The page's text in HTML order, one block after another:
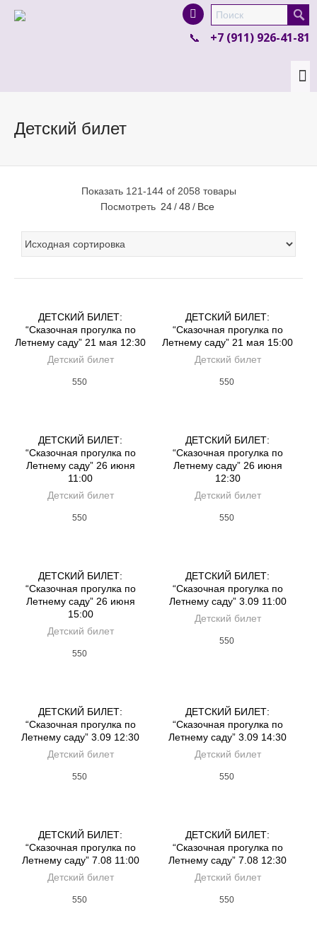
product in a size size .
colour items.
+7 (911) 926-41-81
Детский билет
Показать 121-144 of 2058 товары
Посмотреть 24/48 / Все
ДЕТСКИЙ БИЛЕТ:
“Сказочная прогулка по
Летнему саду” 21 мая 12:30
Детский билет
550
ДЕТСКИЙ БИЛЕТ:
“Сказочная прогулка по
Летнему саду” 21 мая 15:00
Детский билет
550
ДЕТСКИЙ БИЛЕТ:
“Сказочная прогулка по
Летнему саду” 26 июня
11:00
Детский билет
550
ДЕТСКИЙ БИЛЕТ:
“Сказочная прогулка по
Летнему саду” 26 июня
12:30
Детский билет
550
ДЕТСКИЙ БИЛЕТ:
“Сказочная прогулка по
Летнему саду” 26 июня
15:00
Детский билет
550
ДЕТСКИЙ БИЛЕТ:
“Сказочная прогулка по
Летнему саду” 3.09 11:00
Детский билет
550
ДЕТСКИЙ БИЛЕТ:
“Сказочная прогулка по
Летнему саду” 3.09 12:30
Детский билет
550
ДЕТСКИЙ БИЛЕТ:
“Сказочная прогулка по
Летнему саду” 3.09 14:30
Детский билет
550
ДЕТСКИЙ БИЛЕТ:
“Сказочная прогулка по
Летнему саду” 7.08 11:00
Детский билет
550
ДЕТСКИЙ БИЛЕТ:
“Сказочная прогулка по
Летнему саду” 7.08 12:30
Детский билет
550